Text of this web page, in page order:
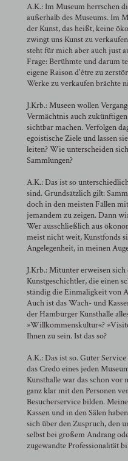
A.K.: Im Museum herrschen
außerhalb des Museums. Im
der Kunst, das heißt, keine
zwingt uns Kunst zu
steht für mich aber auch just
Frage: Berühmte und darum
eigene Raison d'être zu
Werke zu verkaufen brächte
J.Krb.: Museen wollen
Vermächtnis auch
sichtbar machen. Verfolgen
egoistische Ziele und lassen
leiten? Wie unterscheiden
Sammlungen?
A.K.: Das ist so
sind. Grundsätzlich gilt:
doch in den meisten Fällen
jemandem zu zeigen. Dann
Wer ausschließlich aus
meist nicht weit, Kunstfonds
Angelegenheit, in meinen
J.Krb.: Mitunter erweisen
Kunstgeschichtler, die einen
ständig die Einmaligkeit von
Auch ist das Wach- und
der Hamburger Kunsthalle
»Willkommenskultur«?
Ihnen zu sein. Ist das so?
A.K.: Das ist so. Guter
das Credo eines jeden
Kunsthalle war das schon vor
ganz klar mit den Personen
Besucherservice bilden.
Kassen und in den Sälen
sich über den Zuspruch, den
selbst bei großem Andrang
zugewandte Professionalität